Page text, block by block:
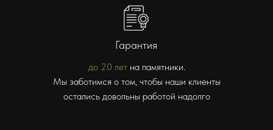
Гарантия
до 20 летна памятники.
Мы заботимся о том, чтобы наши клиенты
остались довольны работой надолго